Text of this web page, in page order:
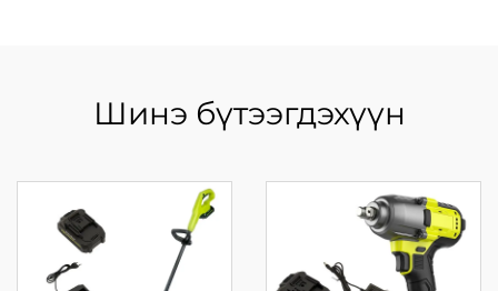
Шинэ бүтээгдэхүүн